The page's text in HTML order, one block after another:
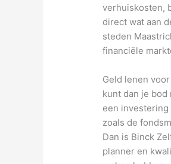
verhuiskosten,
direct wat aan
steden
financiële
Geld lenen
kunt dan je
een
zoals de
Dan is Binck
planner en